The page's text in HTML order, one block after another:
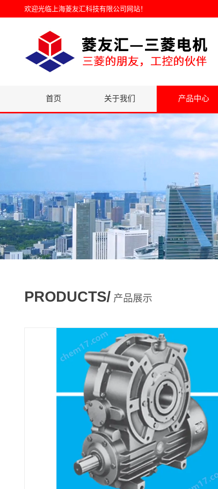
欢迎光临 上海菱友汇科技有限公司网站！
首页 关于我们 产品中心
PRODUCTS/ 产品展示